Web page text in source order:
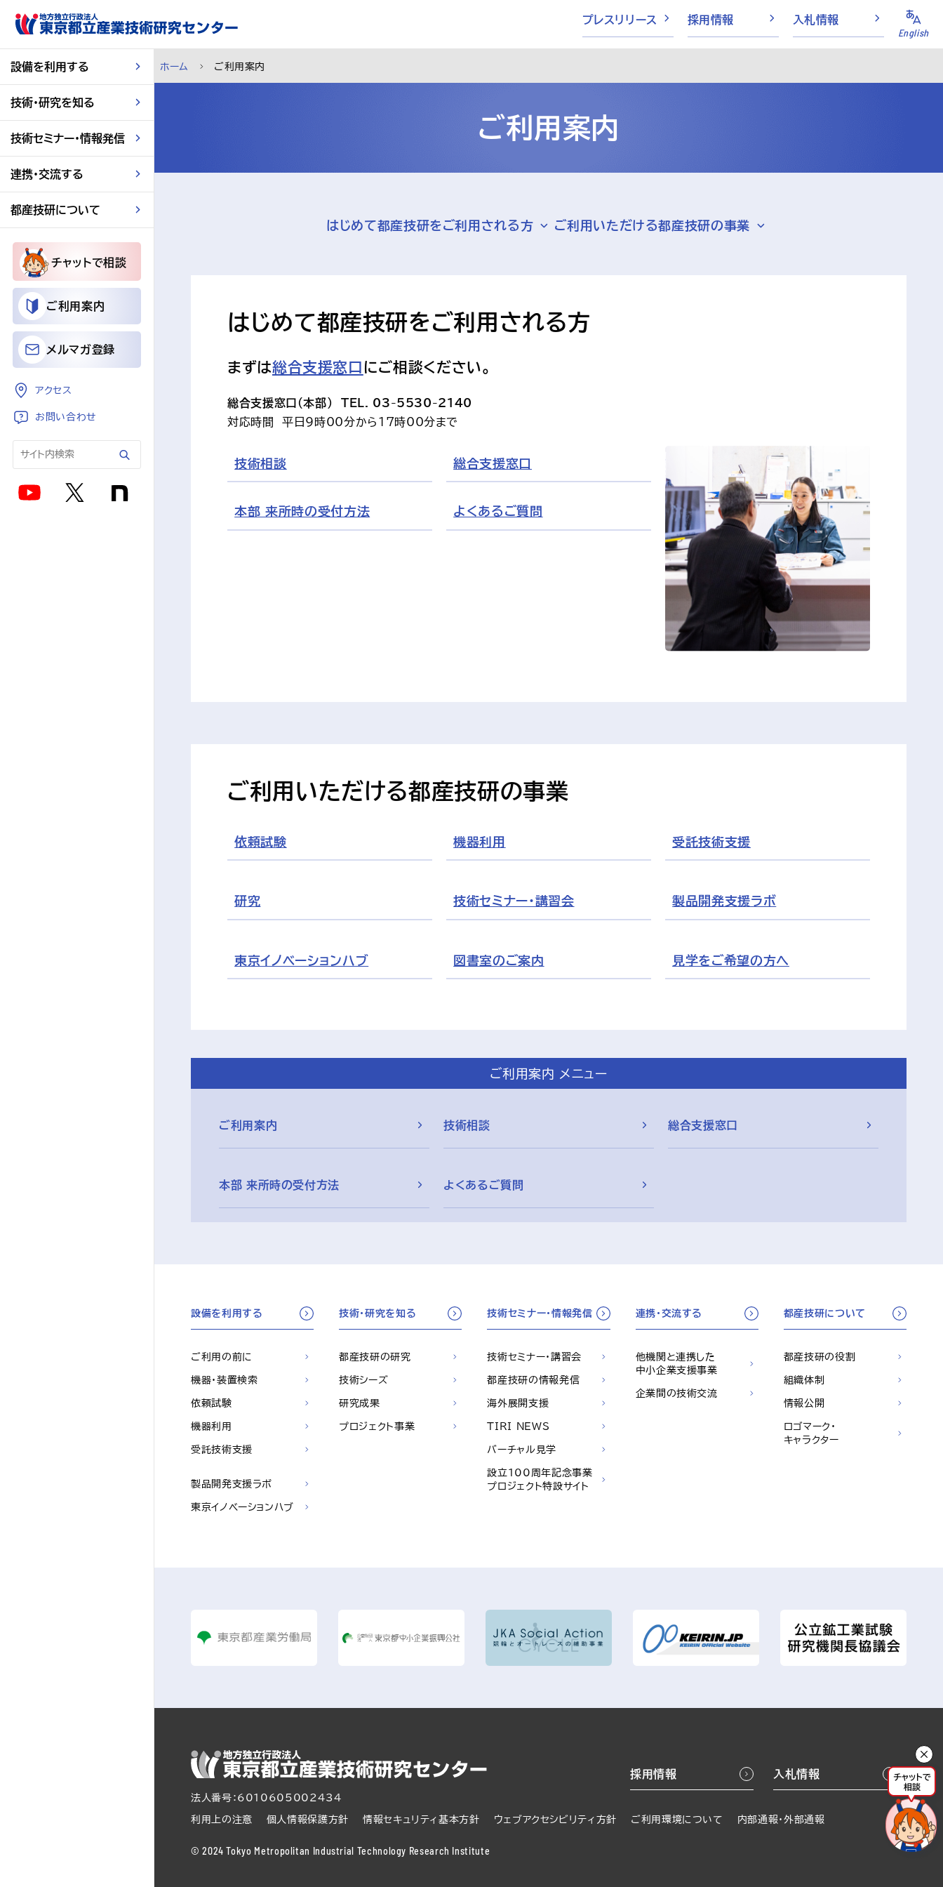
スキップして本文へ
プレスリリース 採用情報 入札情報
English
設備を利用する
技術・研究を知る
技術セミナー・情報発信
連携・交流する
都産技研について
チャットで相談
ご利用案内
メルマガ登録
アクセス
お問い合わせ
ホーム ご利用案内
ご利用案内
はじめて都産技研をご利用される方 ご利用いただける都産技研の事業
はじめて都産技研をご利用される方
まずは総合支援窓口 にご相談ください。
総合支援窓口（本部）　TEL. 03-5530-2140
対応時間　平日9時00分から17時00分まで
技術相談
本部 来所時の受付方法
総合支援窓口
よくあるご質問
ご利用いただける都産技研の事業
依頼試験 機器利用 受託技術支援
研究 技術セミナー・講習会 製品開発支援ラボ
東京イノベーションハブ 図書室のご案内 見学をご希望の方へ
ご利用案内 メニュー
ご利用案内 技術相談 総合支援窓口
本部 来所時の受付方法 よくあるご質問
設備を利用する
ご利用の前に
機器・装置検索
依頼試験
機器利用
受託技術支援
製品開発支援ラボ
東京イノベーションハブ
技術・研究を知る
都産技研の研究
技術シーズ
研究成果
プロジェクト事業
技術セミナー・情報発信
技術セミナー・講習会
都産技研の情報発信
海外展開支援
TIRI NEWS
バーチャル見学
設立100周年記念事業
プロジェクト特設サイト
連携・交流する
他機関と連携した
中小企業支援事業
企業間の技術交流
都産技研について
都産技研の役割
組織体制
情報公開
ロゴマーク・
キャラクター
法人番号：6010605002434
採用情報 入札情報
利用上の注意 個人情報保護方針 情報セキュリティ基本方針 ウェブアクセシビリティ方針 ご利用環境について 内部通報・外部通報
© 2024 Tokyo Metropolitan Industrial Technology Research Institute